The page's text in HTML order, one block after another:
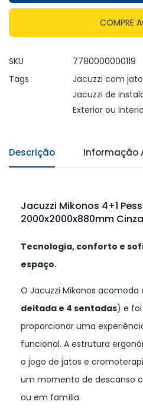
COMPRE
SKU
7780000000119
Tags
Jacuzzi com
Jacuzzi de
Exterior ou
Descrição Informação
Jacuzzi Mikonos 4+1
2000x2000x880mm Cinza
Tecnologia, conforto e
espaço.
O Jacuzzi Mikonos acomoda
deitada e 4 sentadas) e
proporcionar uma
funcional. A estrutura
o jogo de jatos e
um momento de descanso
ou em família.